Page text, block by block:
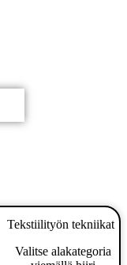
Tekstiilityön tekniikat
Valitse alakategoria